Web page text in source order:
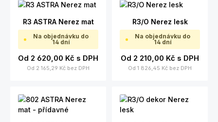
R3 ASTRA Nerez mat
Na objednávku do
14 dní
Od 2 620,00 Kč s DPH
Od 2 165,29 Kč bez DPH
R3/O Nerez lesk
Na objednávku do
14 dní
Od 2 210,00 Kč s DPH
Od 1 826,45 Kč bez DPH